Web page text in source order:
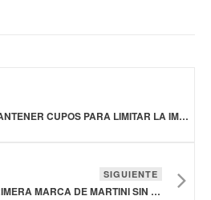
OPORMEX LOGRA MANTENER CUPOS PARA LIMITAR LA IMPORTACIÓN DE CARNE DE CERDO DE BRASIL
SIGUIENTE
DRY & DIRTY LANZA LA PRIMERA MARCA DE MARTINI SIN ALCOHOL DEL MUNDO